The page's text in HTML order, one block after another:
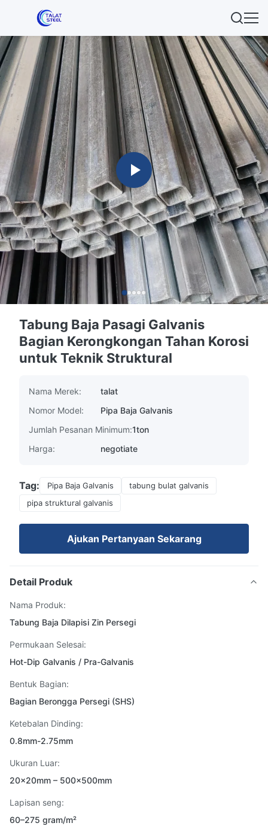
Tabung Baja Pasagi Galvanis
Bagian Kerongkongan Tahan Korosi
untuk Teknik Struktural
Nama Merek:
talat
Nomor Model:
Pipa Baja Galvanis
Jumlah Pesanan Minimum:1ton
Harga:
negotiate
Tag: Pipa Baja Galvanis
tabung bulat galvanis
pipa struktural galvanis
Ajukan Pertanyaan Sekarang
Detail Produk
Nama Produk:
Tabung Baja Dilapisi Zin Persegi
Permukaan Selesai:
Hot-Dip Galvanis / Pra-Galvanis
Bentuk Bagian:
Bagian Berongga Persegi (SHS)
Ketebalan Dinding:
0.8mm-2.75mm
Ukuran Luar:
20×20mm – 500×500mm
Lapisan seng:
60–275 gram/m²